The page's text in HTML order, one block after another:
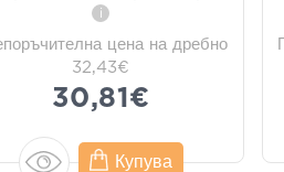
i
цена на дребно
32,43€
30,81€
Купува